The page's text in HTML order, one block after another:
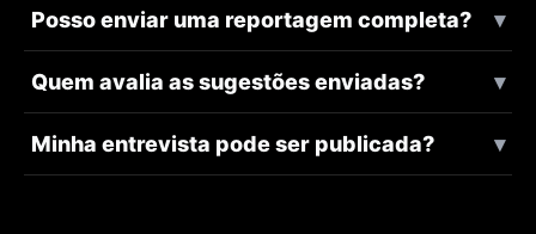
Posso enviar uma reportagem completa?
Quem avalia as sugestões enviadas?
Minha entrevista pode ser publicada?